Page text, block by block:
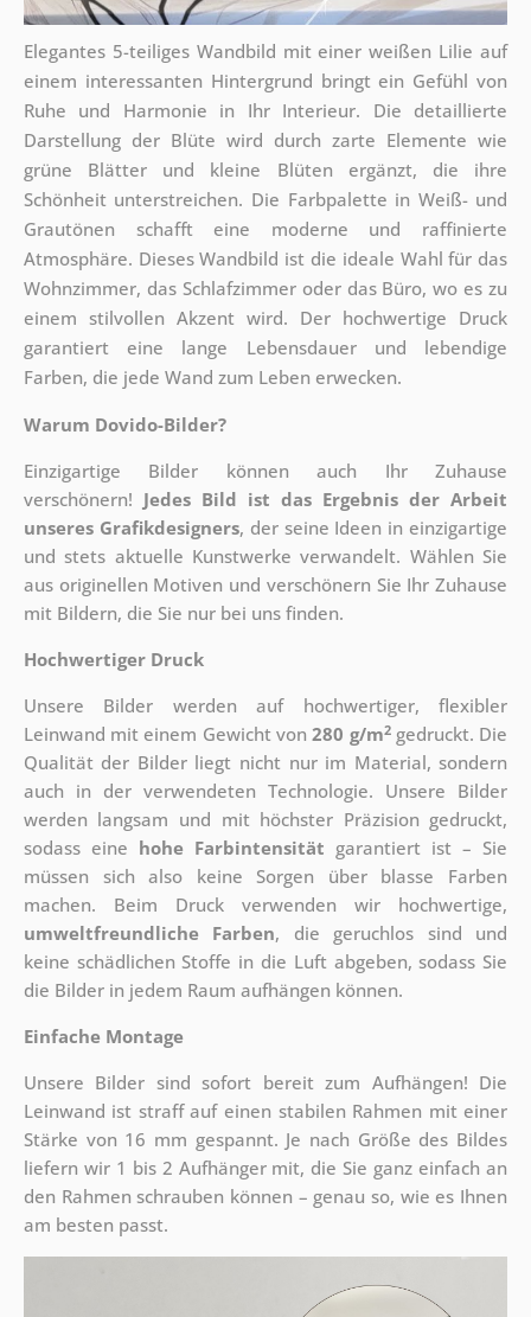
Elegantes 5-teiliges Wandbild mit einer weißen Lilie auf
einem interessanten Hintergrund bringt ein Gefühl von
Ruhe und Harmonie in Ihr Interieur. Die detaillierte
Darstellung der Blüte wird durch zarte Elemente wie
grüne Blätter und kleine Blüten ergänzt, die ihre
Schönheit unterstreichen. Die Farbpalette in Weiß- und
Grautönen schafft eine moderne und raffinierte
Atmosphäre. Dieses Wandbild ist die ideale Wahl für das
Wohnzimmer, das Schlafzimmer oder das Büro, wo es zu
einem stilvollen Akzent wird. Der hochwertige Druck
garantiert eine lange Lebensdauer und lebendige
Farben, die jede Wand zum Leben erwecken.
Warum Dovido-Bilder?
Einzigartige Bilder können auch Ihr Zuhause
verschönern! Jedes Bild ist das Ergebnis der Arbeit
unseres Grafikdesigners, der seine Ideen in einzigartige
und stets aktuelle Kunstwerke verwandelt. Wählen Sie
aus originellen Motiven und verschönern Sie Ihr Zuhause
mit Bildern, die Sie nur bei uns finden.
Hochwertiger Druck
Unsere Bilder werden auf hochwertiger, flexibler
Leinwand mit einem Gewicht von280 g/m2gedruckt. Die
Qualität der Bilder liegt nicht nur im Material, sondern
auch in der verwendeten Technologie. Unsere Bilder
werden langsam und mit höchster Präzision gedruckt,
sodass eine hohe Farbintensität garantiert ist – Sie
müssen sich also keine Sorgen über blasse Farben
machen. Beim Druck verwenden wir hochwertige,
umweltfreundliche Farben, die geruchlos sind und
keine schädlichen Stoffe in die Luft abgeben, sodass Sie
die Bilder in jedem Raum aufhängen können.
Einfache Montage
Unsere Bilder sind sofort bereit zum Aufhängen! Die
Leinwand ist straff auf einen stabilen Rahmen mit einer
Stärke von 16 mm gespannt. Je nach Größe des Bildes
liefern wir 1 bis 2 Aufhänger mit, die Sie ganz einfach an
den Rahmen schrauben können – genau so, wie es Ihnen
am besten passt.